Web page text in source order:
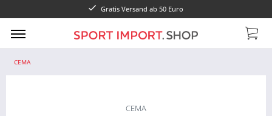
Gratis Versand ab 50 Euro
CEMA
CEMA